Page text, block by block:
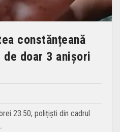
constănțeană
de doar 3 anișori
23.50, polițiști din cadrul